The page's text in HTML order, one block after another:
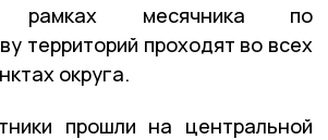
месячника по
территорий проходят во всех
округа.
прошли на центральной